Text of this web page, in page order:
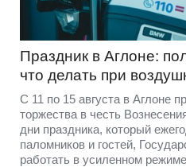
Праздник в Аглоне:
что делать при
С 11 по 15 августа в Аглоне
торжества в честь
дни праздника, который
паломников и гостей,
работать в усиленном